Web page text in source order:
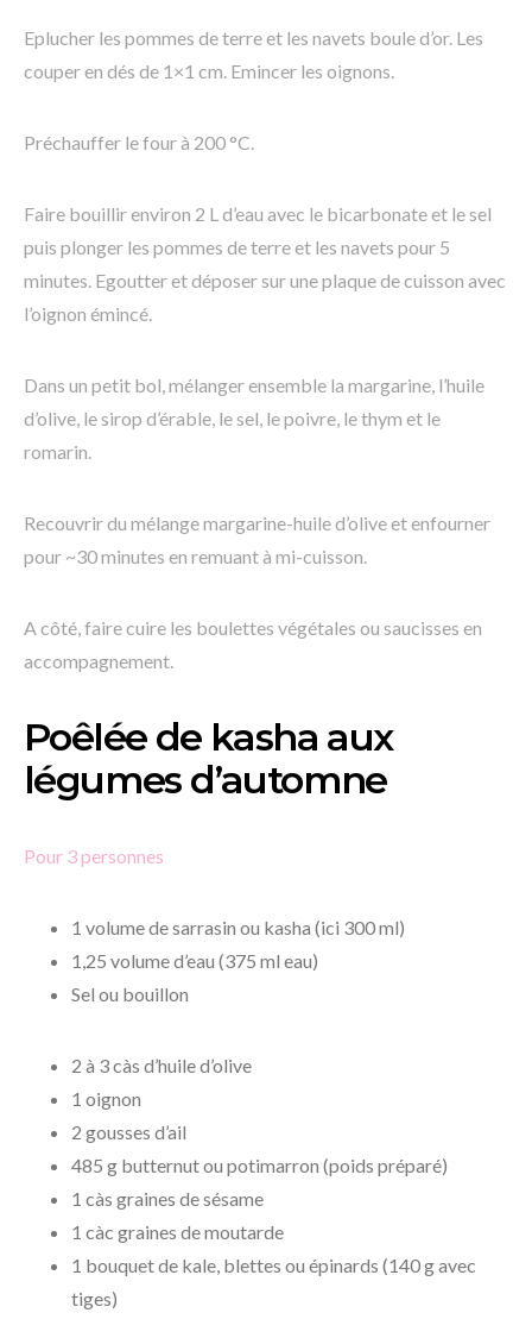
Eplucher les pommes de terre et les navets boule d’or. Les
couper en dés de 1×1 cm. Emincer les oignons.
Préchauffer le four à 200 °C.
Faire bouillir environ 2 L d’eau avec le bicarbonate et le sel
puis plonger les pommes de terre et les navets pour 5
minutes. Egoutter et déposer sur une plaque de cuisson avec
l’oignon émincé.
Dans un petit bol, mélanger ensemble la margarine, l’huile
d’olive, le sirop d’érable, le sel, le poivre, le thym et le
romarin.
Recouvrir du mélange margarine-huile d’olive et enfourner
pour ~30 minutes en remuant à mi-cuisson.
A côté, faire cuire les boulettes végétales ou saucisses en
accompagnement.
Poêlée de kasha aux
légumes d’automne
Pour 3 personnes
1 volume de sarrasin ou kasha (ici 300 ml)
1,25 volume d’eau (375 ml eau)
Sel ou bouillon
2 à 3 càs d’huile d’olive
1 oignon
2 gousses d’ail
485 g butternut ou potimarron (poids préparé)
1 càs graines de sésame
1 càc graines de moutarde
1 bouquet de kale, blettes ou épinards (140 g avec
tiges)